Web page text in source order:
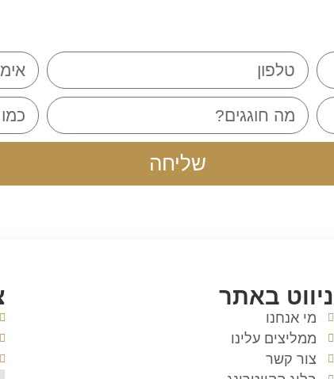
שליחה
ניווט באתר
מי אנחנו
ממליצים עלינו
צור קשר